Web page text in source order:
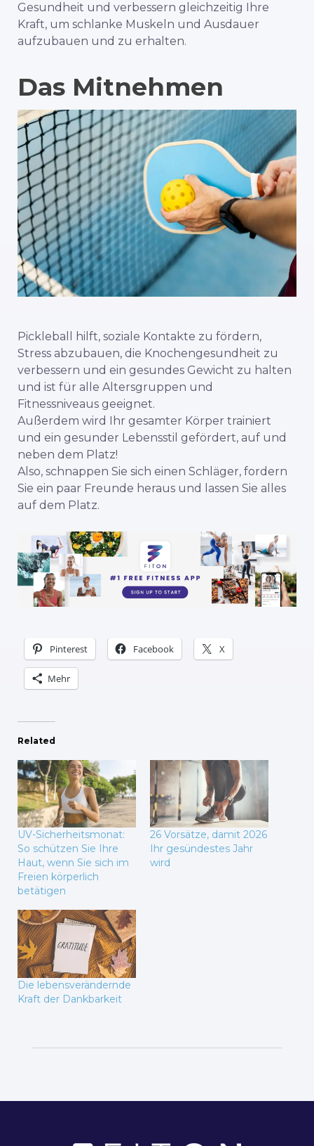
Gesundheit und verbessern gleichzeitig Ihre
Kraft, um schlanke Muskeln und Ausdauer
aufzubauen und zu erhalten.
Das Mitnehmen
Pickleball hilft, soziale Kontakte zu fördern,
Stress abzubauen, die Knochengesundheit zu
verbessern und ein gesundes Gewicht zu halten
und ist für alle Altersgruppen und
Fitnessniveaus geeignet.
Außerdem wird Ihr gesamter Körper trainiert
und ein gesunder Lebensstil gefördert, auf und
neben dem Platz!
Also, schnappen Sie sich einen Schläger, fordern
Sie ein paar Freunde heraus und lassen Sie alles
auf dem Platz.
Pinterest Facebook X
Mehr
Related
UV-Sicherheitsmonat:
So schützen Sie Ihre
Haut, wenn Sie sich im
Freien körperlich
betätigen
26 Vorsätze, damit 2026
Ihr gesündestes Jahr
wird
Die lebensverändernde
Kraft der Dankbarkeit